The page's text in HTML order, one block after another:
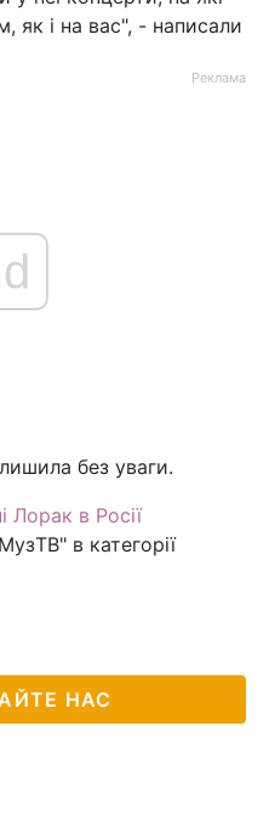
як і на вас", - написали
Реклама
без уваги.
Лорак в Росії
в категорії
НАС